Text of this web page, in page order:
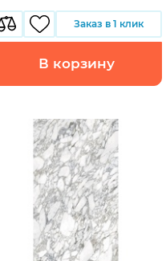
Заказ в 1 клик
В корзину